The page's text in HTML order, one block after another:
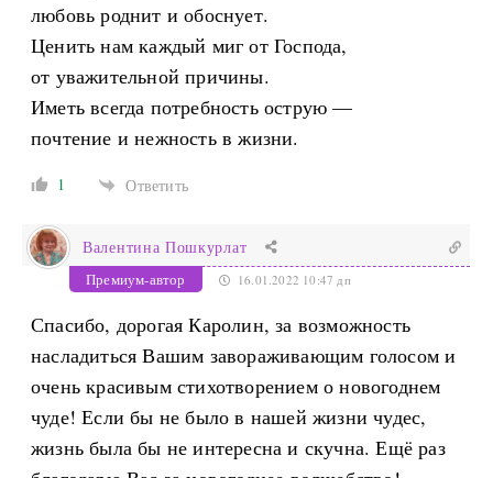
любовь роднит и обоснует.
Ценить нам каждый миг от Господа,
от уважительной причины.
Иметь всегда потребность острую —
почтение и нежность в жизни.
1 Ответить
Валентина Пошкурлат
Премиум-автор 16.01.2022 10:47 дп
Спасибо, дорогая Каролин, за возможность
насладиться Вашим завораживающим голосом и
очень красивым стихотворением о новогоднем
чуде! Если бы не было в нашей жизни чудес,
жизнь была бы не интересна и скучна. Ещё раз